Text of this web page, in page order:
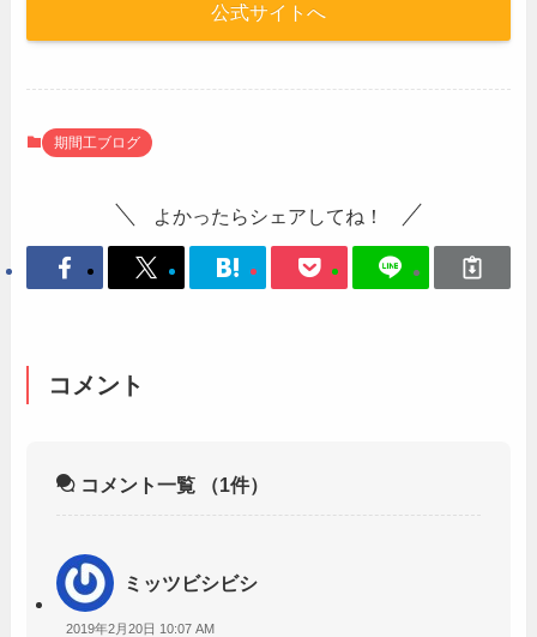
公式サイトへ
期間工ブログ
よかったらシェアしてね！
コメント
コメント一覧 （1件）
ミッツビシビシ
2019年2月20日 10:07 AM